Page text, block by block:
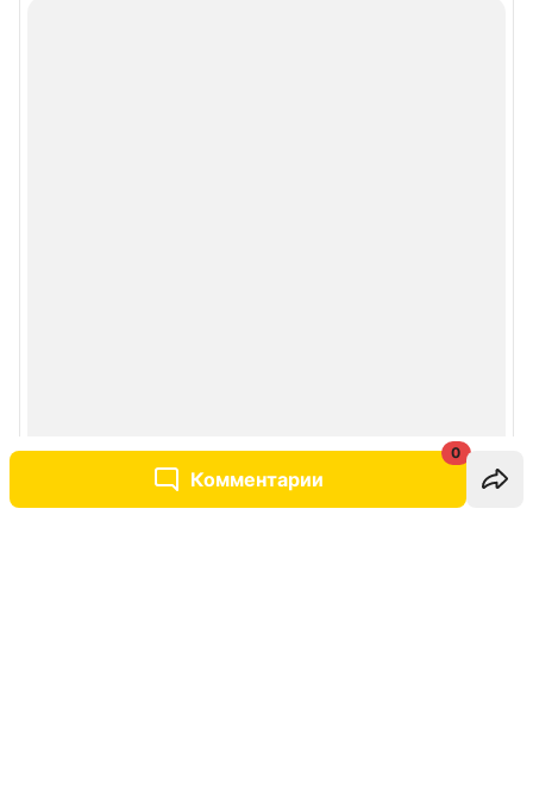
Комментарии
0